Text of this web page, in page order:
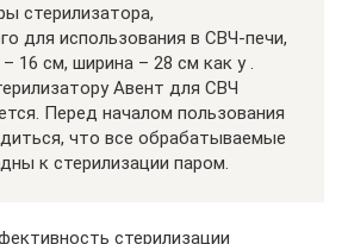
стерилизатора,
для использования в СВЧ-печи,
16 см, ширина – 28 см как у .
Авент для СВЧ
Перед началом пользования
что все обрабатываемые
к стерилизации паром.
стерилизации